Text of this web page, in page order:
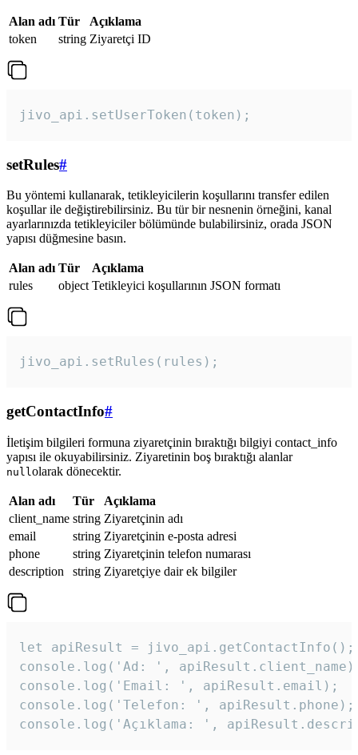
Alan adı Tür
Açıklama
token
string Ziyaretçi ID
jivo_api.setUserToken(token);
setRules#
Bu yöntemi kullanarak, tetikleyicilerin koşullarını transfer edilen
koşullar ile değiştirebilirsiniz. Bu tür bir nesnenin örneğini, kanal
ayarlarınızda tetikleyiciler bölümünde bulabilirsiniz, orada JSON
yapısı düğmesine basın.
Alan adı Tür
Açıklama
rules
object Tetikleyici koşullarının JSON formatı
jivo_api.setRules(rules);
getContactInfo#
İletişim bilgileri formuna ziyaretçinin bıraktığı bilgiyi contact_info
yapısı ile okuyabilirsiniz. Ziyaretinin boş bıraktığı alanlar
null olarak dönecektir.
Alan adı Tür
Açıklama
client_name string Ziyaretçinin adı
email
string Ziyaretçinin e-posta adresi
phone
string Ziyaretçinin telefon numarası
description
string Ziyaretçiye dair ek bilgiler
let apiResult = jivo_api.getContactInfo();
console.log('Ad: ',
console.log('Email: ', apiResult.email);
console.log('Telefon: ', apiResult.phone);
console.log('Açıklama: ',